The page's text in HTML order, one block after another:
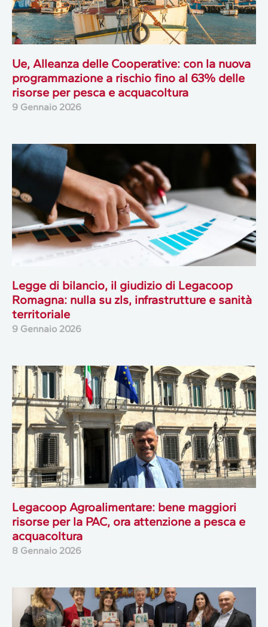
Ue, Alleanza delle Cooperative: con la nuova
programmazione a rischio fino al 63% delle
risorse per pesca e acquacoltura
9 Gennaio 2026
Legge di bilancio, il giudizio di Legacoop
Romagna: nulla su zls, infrastrutture e sanità
territoriale
9 Gennaio 2026
Legacoop Agroalimentare: bene maggiori
risorse per la PAC, ora attenzione a pesca e
acquacoltura
8 Gennaio 2026